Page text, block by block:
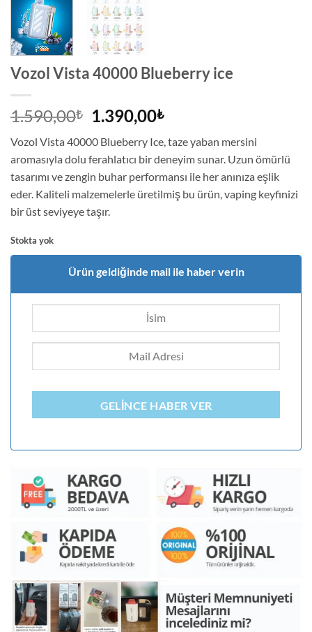
Vozol Vista 40000 Blueberry ice
1.590,00₺
Orijinal
1.590,00₺.
1.390,00₺Şu
fiyat:
1.390,00₺.
Vozol Vista 40000 Blueberry Ice, taze yaban mersini
aromasıyla dolu ferahlatıcı bir deneyim sunar. Uzun ömürlü
tasarımı ve zengin buhar performansı ile her anınıza eşlik
eder. Kaliteli malzemelerle üretilmiş bu ürün, vaping keyfinizi
bir üst seviyeye taşır.
Stokta yok
Ürün geldiğinde mail ile haber verin
GELINCE HABER VER